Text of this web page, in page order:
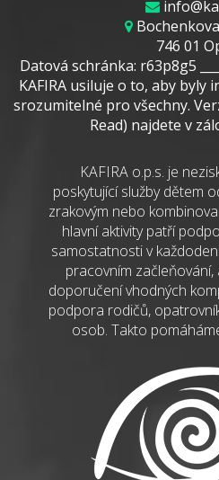
746 01
Datová schránka: r63p8g5
KAFIRA usiluje o to, aby
srozumitelné pro všechny.
Read) najdete v
KAFIRA o.p.s. je
poskytující služby dětem
zrakovým nebo
hlavní aktivity patří
samostatnosti v
pracovním začleňování,
doporučení vhodných
podpora rodičů,
osob. Takto